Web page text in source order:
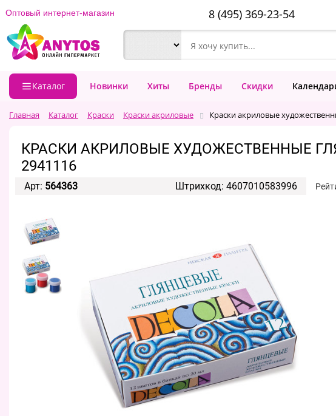
Оптовый интернет-магазин 8 (495) 369-23-54
Каталог Новинки Хиты Бренды Скидки
Главная Каталог Краски Краски акриловые Краски акриловые
КРАСКИ АКРИЛОВЫЕ ХУДОЖЕСТВЕННЫЕ
2941116
Арт: 564363 Штрихкод: 4607010583996